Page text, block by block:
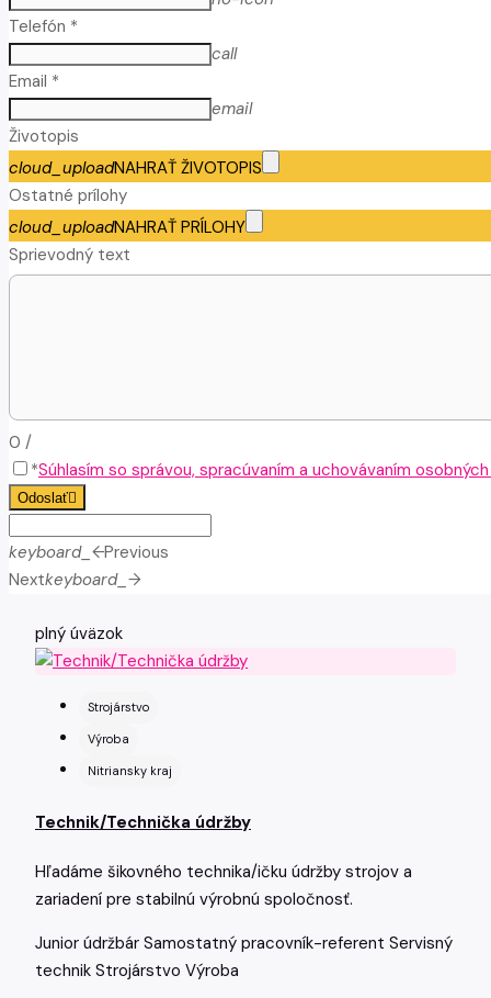
Telefón *
call
Email *
email
Životopis
cloud_uploadNAHRAŤ ŽIVOTOPIS
Ostatné prílohy
cloud_uploadNAHRAŤ PRÍLOHY
Sprievodný text
0 /
*Súhlasím so správou, spracúvaním a uchovávaním
Odoslať
keyboard_arrow_leftPrevious
Nextkeyboard_arrow_right
plný úväzok
Strojárstvo
Výroba
Nitriansky kraj
Technik/Technička údržby
Hľadáme šikovného technika/ičku údržby strojov a
zariadení pre stabilnú výrobnú spoločnosť.
Junior údržbár Samostatný pracovník-referent Servisný
technik Strojárstvo Výroba